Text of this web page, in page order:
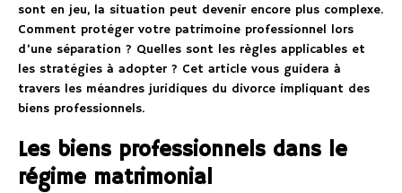
sont en jeu, la situation peut devenir encore plus complexe.
Comment protéger votre patrimoine professionnel lors
d’une séparation ? Quelles sont les règles applicables et
les stratégies à adopter ? Cet article vous guidera à
travers les méandres juridiques du divorce impliquant des
biens professionnels.
Les biens professionnels dans le
régime matrimonial